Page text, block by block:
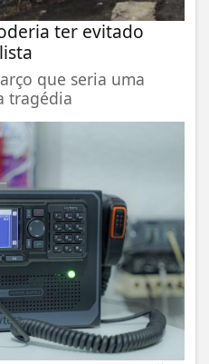
ter evitado
que seria uma
tragédia